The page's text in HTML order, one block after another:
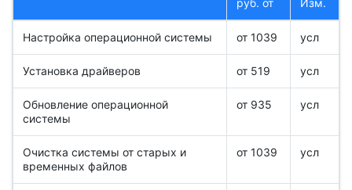
руб. от
Изм.
Настройка операционной системы от 1039 усл
Установка драйверов от 519 усл
Обновление операционной
системы
от 935 усл
Очистка системы от старых и
временных файлов
от 1039 усл